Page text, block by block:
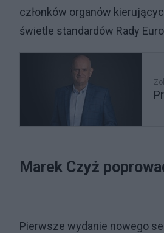
członków organów
świetle standardów Rady
Marek Czyż
Pierwsze wydanie nowego